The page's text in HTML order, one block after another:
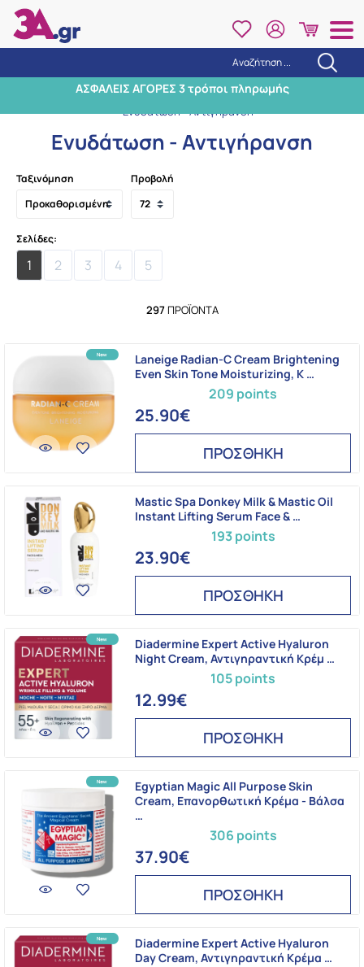
Αναζήτηση ...
ΑΣΦΑΛΕΙΣ ΑΓΟΡΕΣ 3 τρόποι πληρωμής
Αναζήτηση
Προσωπική φροντίδα Φροντίδα προσώπου
Ενυδάτωση - Αντιγήρανση
Ενυδάτωση - Αντιγήρανση
Ταξινόμηση Προβολή
Σελίδες:
1 2 3 4 5
297ΠΡΟΪΌΝΤΑ
209 points
Laneige Radian-C Cream Brightening
Even Skin Tone Moisturizing, K …
25.90€
ΠΡΟΣΘΗΚΗ
193 points
Mastic Spa Donkey Milk & Mastic Oil
Instant Lifting Serum Face & …
23.90€
ΠΡΟΣΘΗΚΗ
105 points
Diadermine Expert Active Hyaluron
Night Cream, Αντιγηραντική Κρέμ …
12.99€
ΠΡΟΣΘΗΚΗ
306 points
Egyptian Magic All Purpose Skin
Cream, Επανορθωτική Kρέμα - Bάλσα
…
37.90€
ΠΡΟΣΘΗΚΗ
Diadermine Expert Active Hyaluron
Day Cream, Αντιγηραντική Κρέμα …